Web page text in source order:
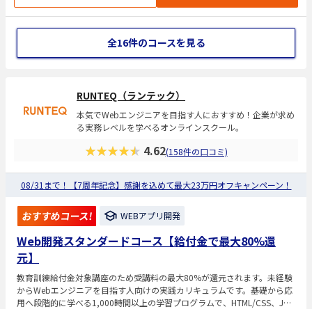
全16件のコースを見る
RUNTEQ（ランテック）
本気でWebエンジニアを目指す人におすすめ！企業が求め
る実務レベルを学べるオンラインスクール。
★★★★★ 4.62(158件の口コミ)
08/31まで！【7周年記念】感謝を込めて最大23万円オフキャンペーン！
おすすめコース! WEBアプリ開発
Web開発スタンダードコース【給付金で最大80%還
元】
教育訓練給付金対象講座のため受講料の最大80%が還元されます。未経験
からWebエンジニアを目指す人向けの実践カリキュラムです。基礎から応
用へ段階的に学べる1,000時間以上の学習プログラムで、HTML/CSS、Jav